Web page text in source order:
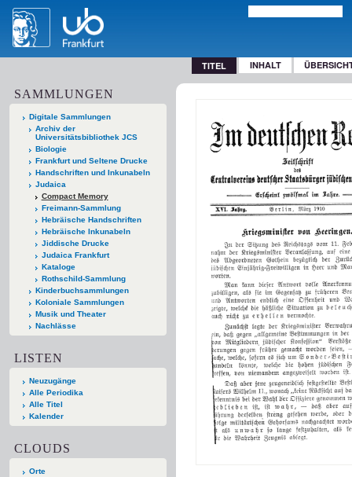
TITEL INHALT
SAMMLUNGEN
Digitale Sammlungen
Archiv der
Universitätsbibliothek JCS
Biologie
Frankfurt und Seltene Drucke
Handschriften und Inkunabeln
Judaica
Compact Memory
Freimann-Sammlung
Hebräische Handschriften
Hebräische Inkunabeln
Jiddische Drucke
Judaica Frankfurt
Kataloge
Rothschild-Sammlung
Kinderbuchsammlungen
Koloniale Sammlungen
Musik und Theater
Nachlässe
LISTEN
Neuzugänge
Alle Periodika
Alle Titel
Kalender
CLOUDS
Orte